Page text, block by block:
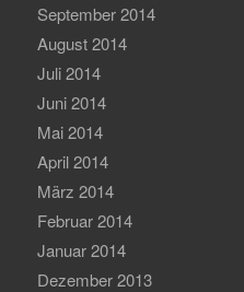
September 2014
August 2014
Juli 2014
Juni 2014
Mai 2014
April 2014
März 2014
Februar 2014
Januar 2014
Dezember 2013